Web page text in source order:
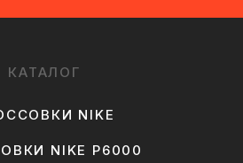
КАТАЛОГ
NIKE
NIKE P6000